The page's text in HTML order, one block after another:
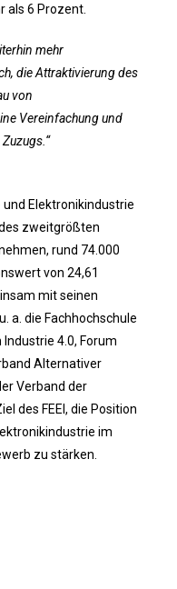
als 6 Prozent.
mehr
die Attraktivierung des
von
Vereinfachung und
Elektronikindustrie
zweitgrößten
rund 74.000
von 24,61
mit seinen
a. die Fachhochschule
4.0, Forum
Alternativer
Verband der
des FEEI, die Position
im
zu stärken.